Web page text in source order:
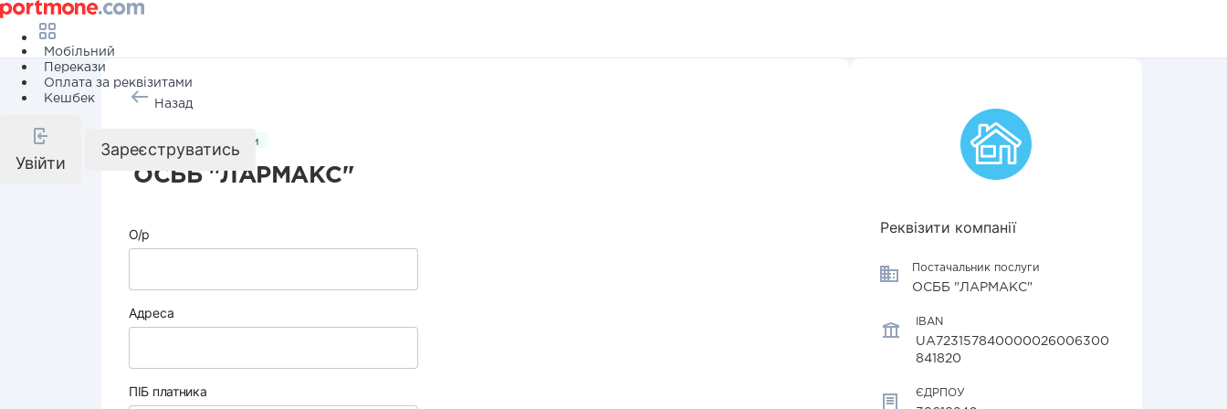
Мобільний
Перекази
Оплата за реквізитами
Кешбек
Увійти
Зареєструватись
Назад
Комунальні послуги
ОСББ "ЛАРМАКС"
О/р
Адреса
ПІБ платника
Реквізити компанії
Постачальник послуги
ОСББ "ЛАРМАКС"
IBAN
UA723157840000026006300
841820
ЄДРПОУ